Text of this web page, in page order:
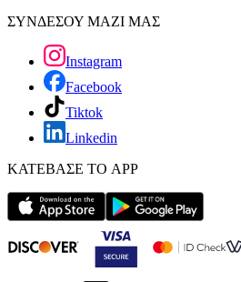
ΣΥΝΔΕΣΟΥ ΜΑΖΙ ΜΑΣ
Instagram
Facebook
Tiktok
Linkedin
ΚΑΤΕΒΑΣΕ ΤΟ APP